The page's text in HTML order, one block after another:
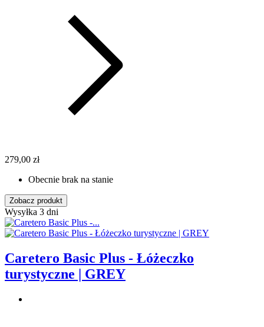
279,00 zł
Obecnie brak na stanie
Zobacz produkt
Wysyłka 3 dni
Caretero Basic Plus - Łóżeczko
turystyczne | GREY